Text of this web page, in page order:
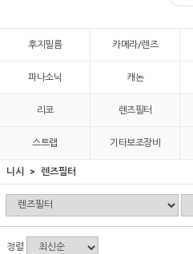
후지필름 카메라/렌즈
파나소닉 캐논
리코 렌즈필터
스트랩 기타보조장비
니시 렌즈필터
정렬